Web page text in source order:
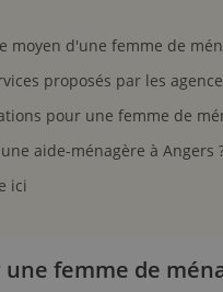
moyen d'une femme de
proposés par les
pour une femme de
aide-ménagère à Angers
ici
femme de